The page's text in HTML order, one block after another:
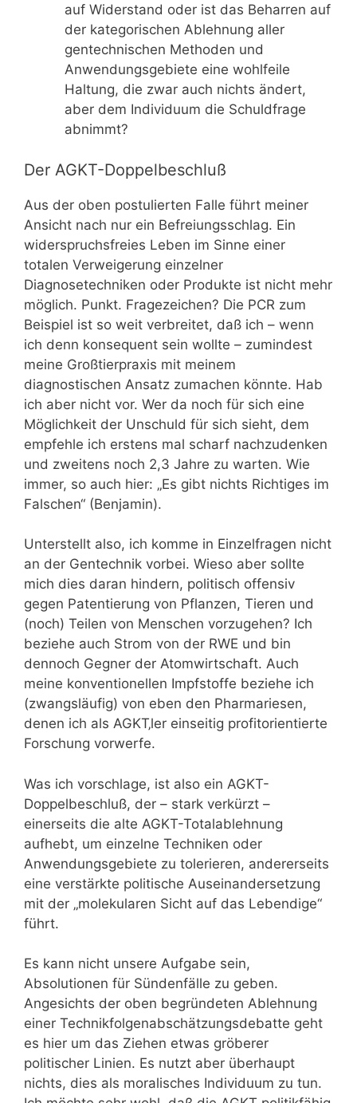
auf Widerstand oder ist das Beharren auf
der kategorischen Ablehnung aller
gentechnischen Methoden und
Anwendungsgebiete eine wohlfeile
Haltung, die zwar auch nichts ändert,
aber dem Individuum die Schuldfrage
abnimmt?
Der AGKT-Doppelbeschluß
Aus der oben postulierten Falle führt meiner
Ansicht nach nur ein Befreiungsschlag. Ein
widerspruchsfreies Leben im Sinne einer
totalen Verweigerung einzelner
Diagnosetechniken oder Produkte ist nicht mehr
möglich. Punkt. Fragezeichen? Die PCR zum
Beispiel ist so weit verbreitet, daß ich – wenn
ich denn konsequent sein wollte – zumindest
meine Großtierpraxis mit meinem
diagnostischen Ansatz zumachen könnte. Hab
ich aber nicht vor. Wer da noch für sich eine
Möglichkeit der Unschuld für sich sieht, dem
empfehle ich erstens mal scharf nachzudenken
und zweitens noch 2,3 Jahre zu warten. Wie
immer, so auch hier: „Es gibt nichts Richtiges im
Falschen“ (Benjamin).
Unterstellt also, ich komme in Einzelfragen nicht
an der Gentechnik vorbei. Wieso aber sollte
mich dies daran hindern, politisch offensiv
gegen Patentierung von Pflanzen, Tieren und
(noch) Teilen von Menschen vorzugehen? Ich
beziehe auch Strom von der RWE und bin
dennoch Gegner der Atomwirtschaft. Auch
meine konventionellen Impfstoffe beziehe ich
(zwangsläufig) von eben den Pharmariesen,
denen ich als AGKT‚ler einseitig profitorientierte
Forschung vorwerfe.
Was ich vorschlage, ist also ein AGKT-
Doppelbeschluß, der – stark verkürzt –
einerseits die alte AGKT-Totalablehnung
aufhebt, um einzelne Techniken oder
Anwendungsgebiete zu tolerieren, andererseits
eine verstärkte politische Auseinandersetzung
mit der „molekularen Sicht auf das Lebendige“
führt.
Es kann nicht unsere Aufgabe sein,
Absolutionen für Sündenfälle zu geben.
Angesichts der oben begründeten Ablehnung
einer Technikfolgenabschätzungsdebatte geht
es hier um das Ziehen etwas gröberer
politischer Linien. Es nutzt aber überhaupt
nichts, dies als moralisches Individuum zu tun.